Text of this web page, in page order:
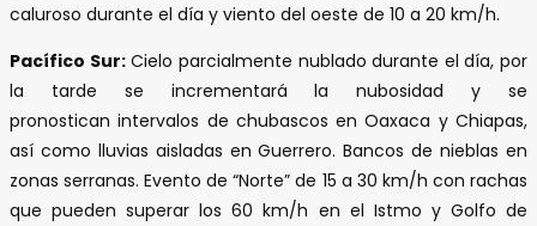
caluroso durante el día y viento del oeste de 10 a 20 km/h.
Pacífico Sur:Cielo parcialmente nublado durante el día, por
la tarde se incrementará la nubosidad y se
pronostican intervalos de chubascos en Oaxaca y Chiapas,
así como lluvias aisladas en Guerrero. Bancos de nieblas en
zonas serranas. Evento de “Norte” de 15 a 30 km/h con rachas
que pueden superar los 60 km/h en el Istmo y Golfo de